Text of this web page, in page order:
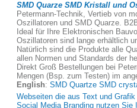
SMD Quarze SMD Kristall und
Petermann-Technik, Vertieb von
Oszillatoren und SMD Quarze.
Ideal für Ihre Elektronischen
Oszillatoren sind lange erhältlich
Natürlich sind die Produkte alle
allen Normen und Standards der
Direkt Groß Bestellungen bei
Mengen (Bsp. zum Testen) im
English: SMD Quartze SMD
Webseiten die aus Text und
Social Media Branding nutzen Sie